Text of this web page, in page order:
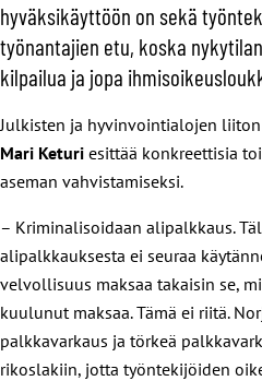
hyväksikäyttöön on sekä
työnantajien etu, koska
kilpailua ja jopa
Julkisten ja hyvinvointialojen
Mari Keturi esittää konkreettisia
aseman vahvistamiseksi.
– Kriminalisoidaan alipalkkaus.
alipalkkauksesta ei seuraa
velvollisuus maksaa takaisin se,
kuulunut maksaa. Tämä ei riitä.
palkkavarkaus ja törkeä
rikoslakiin, jotta työntekijöiden